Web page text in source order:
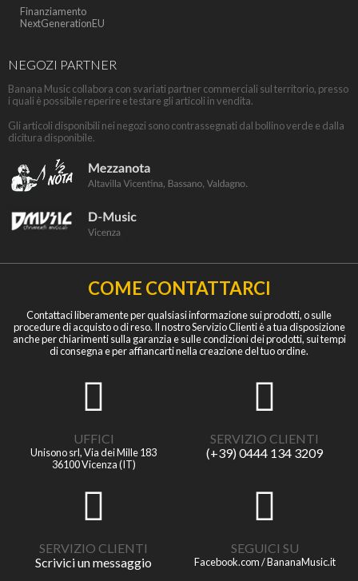
Finanziamento
NextGenerationEU
NEGOZI PARTNER
Banana Music collabora con svariati partner commerciali sul territorio, presso
i quali è possibile reperire e testare gli articoli in vendita.
Gli articoli disponibili nei negozi sono contrassegnati dal bollino verde e dalla
dicitura disponibile.
COME CONTATTARCI
Contattaci liberamente per qualsiasi informazione sui prodotti, o sulle
procedure di acquisto o di reso. Il nostro Servizio Clienti è a tua disposizione
anche per chiarimenti sulla garanzia e sulle condizioni dei prodotti, sui tempi
di consegna e per affiancarti nella creazione del tuo ordine.
UFFICI
Unisono srl, Via dei Mille 183
36100 Vicenza (IT)
SERVIZIO CLIENTI
(+39) 0444 134 3209
SERVIZIO CLIENTI
Scrivici un messaggio
SEGUICI SU
Facebook.com / BananaMusic.it